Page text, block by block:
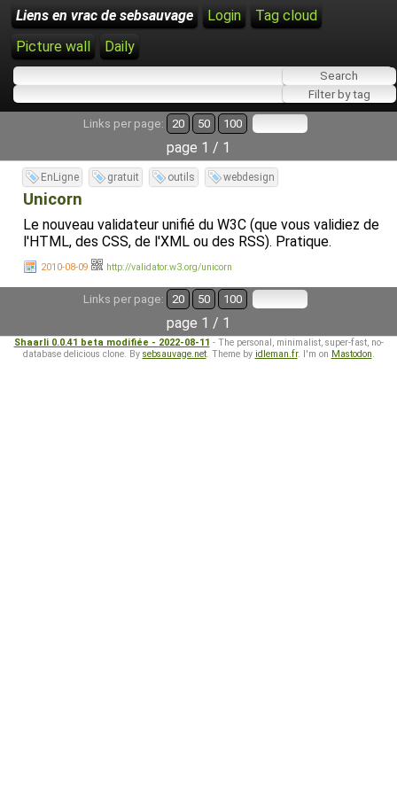
Liens en vrac de sebsauvage Login
Tag cloud
Picture wall
Daily
Links per page: 20 50 100
page 1 / 1
EnLigne gratuit outils webdesign
Unicorn
Le nouveau validateur unifié du W3C (que vous validiez de
l'HTML, des CSS, de l'XML ou des RSS). Pratique.
2010-08-09 http://validator.w3.org/unicorn
Links per page: 20 50 100
page 1 / 1
Shaarli 0.0.41 beta modifiée - 2022-08-11 - The personal, minimalist, super-fast, no-
database delicious clone. By sebsauvage.net. Theme by idleman.fr. I'm on Mastodon.